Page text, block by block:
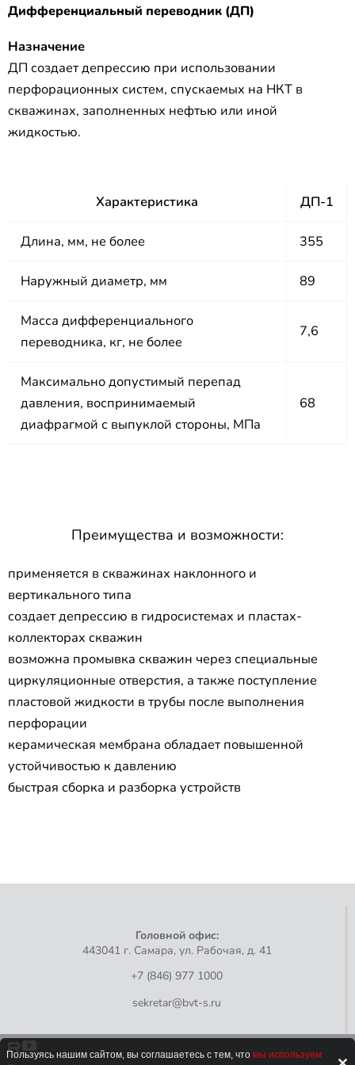
Дифференциальный переводник (ДП)
Назначение
ДП создает депрессию при использовании
перфорационных систем, спускаемых на НКТ в
скважинах, заполненных нефтью или иной
жидкостью.
Характеристика ДП-1
Длина, мм, не более 355
Наружный диаметр, мм 89
Масса дифференциального
переводника, кг, не более
7,6
Максимально допустимый перепад
давления, воспринимаемый
диафрагмой с выпуклой стороны, МПа
68
Преимущества и возможности:
применяется в скважинах наклонного и
вертикального типа
создает депрессию в гидросистемах и пластах-
коллекторах скважин
возможна промывка скважин через специальные
циркуляционные отверстия, а также поступление
пластовой жидкости в трубы после выполнения
перфорации
керамическая мембрана обладает повышенной
устойчивостью к давлению
быстрая сборка и разборка устройств
Головной офис:
443041 г. Самара, ул. Рабочая, д. 41
+7 (846) 977 1000
sekretar@bvt-s.ru
Пользуясь нашим сайтом, вы соглашаетесь с тем, что мы используем